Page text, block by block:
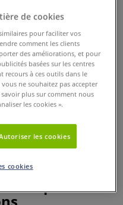
de cookies
pour faciliter vos
comment les clients
des améliorations, et pour
basées sur les centres
recours à ces outils dans le
ne souhaitez pas accepter
plus sur comment nous
les cookies ».
les cookies
cookies